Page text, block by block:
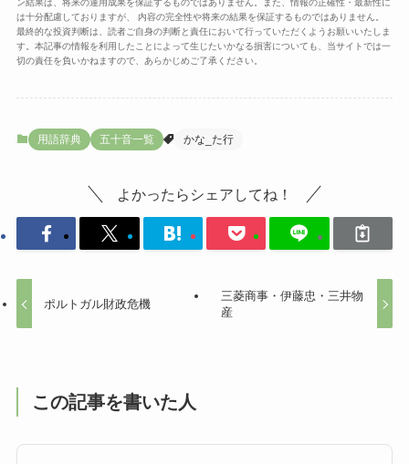
ン結果は、将来の運用成果を保証するものではありません。また、情報の正確性・最新性に
は十分配慮しておりますが、 内容の完全性や将来の結果を保証するものではありません。
最終的な投資判断は、読者ご自身の判断と責任において行っていただくようお願いいたしま
す。本記事の情報を利用したことによって生じたいかなる損害についても、当サイトでは一
切の責任を負いかねますので、あらかじめご了承ください。
用語辞典 五十音一覧 かな_た行
よかったらシェアしてね！
ポルトガル財政危機
三菱商事・伊藤忠・三井物
産
この記事を書いた人